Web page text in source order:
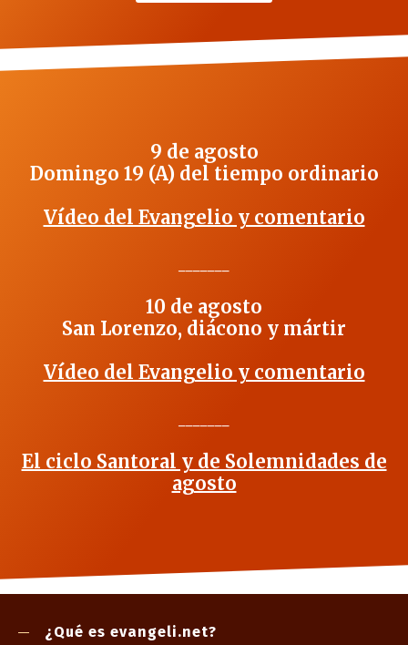
9 de agosto
Domingo 19 (A) del tiempo ordinario
Vídeo del Evangelio y comentario
10 de agosto
San Lorenzo, diácono y mártir
Vídeo del Evangelio y comentario
El ciclo Santoral y de Solemnidades de
agosto
¿Qué es evangeli.net?